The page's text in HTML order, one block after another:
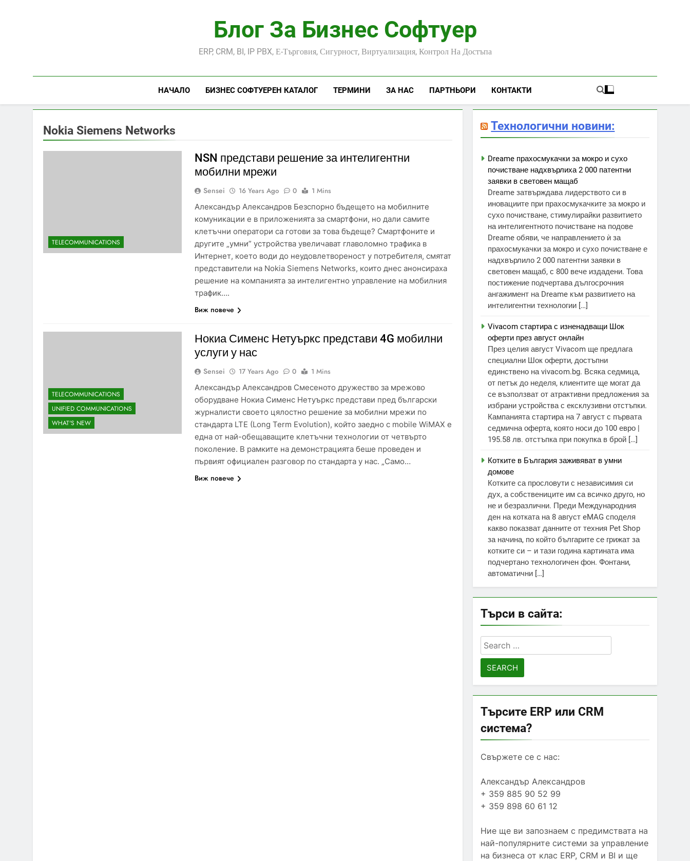
Блог За Бизнес Софтуер
ERP, CRM, BI, IP PBX, Е-Търговия, Сигурност, Виртуализация, Контрол На Достъпа
НАЧАЛО БИЗНЕС СОФТУЕРЕН КАТАЛОГ ТЕРМИНИ ЗА НАС ПАРТНЬОРИ КОНТАКТИ
Nokia Siemens Networks
TELECOMMUNICATIONS
NSN представи решение за интелигентни
мобилни мрежи
Sensei 16 Years Ago 0
1 Mins
Александър Александров Безспорно бъдещето на мобилните
комуникации е в приложенията за смартфони, но дали самите
клетъчни оператори са готови за това бъдеще? Смартфоните и
другите „умни” устройства увеличават главоломно трафика в
Интернет, което води до неудовлетвореност у потребителя, смятат
представители на Nokia Siemens Networks, които днес анонсираха
решение на компанията за интелигентно управление на мобилния
трафик….
Виж повече
TELECOMMUNICATIONS
UNIFIED COMMUNICATIONS
WHAT'S NEW
Нокиа Сименс Нетуъркс представи 4G мобилни
услуги у нас
Sensei 17 Years Ago 0
1 Mins
Александър Александров Смесеното дружество за мрежово
оборудване Нокиа Сименс Нетуъркс представи пред български
журналисти своето цялостно решение за мобилни мрежи по
стандарта LTE (Long Term Evolution), който заедно с mobile WiMAX е
една от най-обещаващите клетъчни технологии от четвърто
поколение. В рамките на демонстрацията беше проведен и
първият официален разговор по стандарта у нас. „Само…
Виж повече
Технологични новини:
Dreame прахосмукачки за мокро и сухо
почистване надхвърлиха 2 000 патентни
заявки в световен мащаб
Dreame затвърждава лидерството си в
иновациите при прахосмукачките за мокро и
сухо почистване, стимулирайки развитието
на интелигентното почистване на подове
Dreame обяви, че направлението ѝ за
прахосмукачки за мокро и сухо почистване е
надхвърлило 2 000 патентни заявки в
световен мащаб, с 800 вече издадени. Това
постижение подчертава дългосрочния
ангажимент на Dreame към развитието на
интелигентни технологии […]
Vivacom стартира с изненадващи Шок
оферти през август онлайн
През целия август Vivacom ще предлага
специални Шок оферти, достъпни
единствено на vivacom.bg. Всяка седмица,
от петък до неделя, клиентите ще могат да
се възползват от атрактивни предложения за
избрани устройства с ексклузивни отстъпки.
Кампанията стартира на 7 август с първата
седмична оферта, която носи до 100 евро |
195.58 лв. отстъпка при покупка в брой […]
Котките в България заживяват в умни
домове
Котките са прословути с независимия си
дух, а собствениците им са всичко друго, но
не и безразлични. Преди Международния
ден на котката на 8 август eMAG споделя
какво показват данните от техния Pet Shop
за начина, по който българите се грижат за
котките си – и тази година картината има
подчертано технологичен фон. Фонтани,
автоматични […]
Търси в сайта:
Search
for:
Търсите ERP или CRM
система?
Свържете се с нас:
Александър Александров
+ 359 885 90 52 99
+ 359 898 60 61 12
Ние ще ви запознаем с предимствата на
най-популярните системи за управление
на бизнеса от клас ERP, CRM и BI и ще